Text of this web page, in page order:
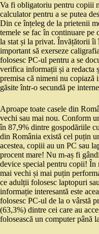
Va fi obligatoriu pentru copiii
calculator pentru a se putea
Din ce înțeleg de la prietenii
temele se fac în continuare
la stat și la privat. Învățătorii îi
important să exerseze
folosesc PC-ul pentru a se
verifica informații și a redacta
premisa că nimeni nu copiază
găsite într-o secundă pe
Aproape toate casele din
vechi sau mai nou. Conform
în 87,9% dintre gospodăriile
din România există cel puțin
acestea, copiii au un PC sau
procent mare! Nu m-aș fi
device special pentru copii!
mai vechi și mai puțin
ce adulții folosesc laptopuri
informație interesantă este
folosesc PC-ul de la o vârstă
(63,3%) dintre cei care au
folosească un computer până